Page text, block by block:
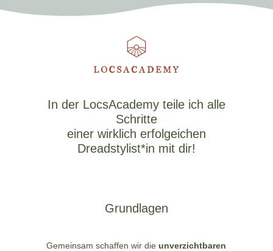
In der LocsAcademy teile ich alle
Schritte
einer wirklich erfolgeichen
Dreadstylist*in mit dir!
Grundlagen
Gemeinsam schaffen wir dieunverzichtbaren